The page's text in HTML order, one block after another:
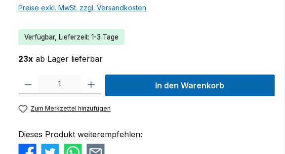
Preise exkl. MwSt. zzgl. Versandkosten
Verfügbar, Lieferzeit: 1-3 Tage
23x ab Lager lieferbar
Produkt Anzahl: Gib den gewünschten Wert ein oder benutze die Schaltflächen um die
In den Warenkorb
Zum Merkzettel hinzufügen
Dieses Produkt weiterempfehlen: